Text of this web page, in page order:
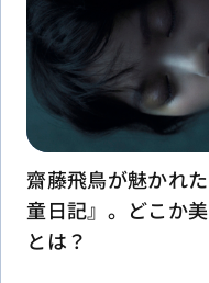
齋藤飛鳥が魅かれ
童日記』。どこか
とは？